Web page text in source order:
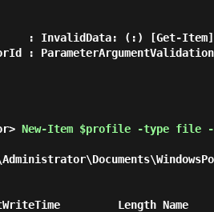
New-Item $profile -type file
Length Name